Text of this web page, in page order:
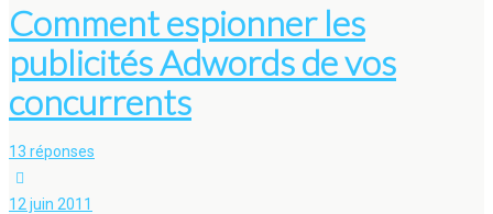
Comment espionner les
publicités Adwords de vos
concurrents
13 réponses
12 juin 2011